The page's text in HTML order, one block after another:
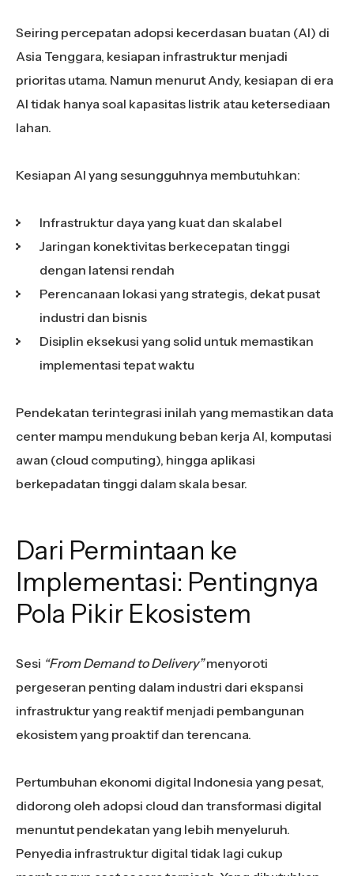
Seiring percepatan adopsi kecerdasan buatan (AI) di
Asia Tenggara, kesiapan infrastruktur menjadi
prioritas utama. Namun menurut Andy, kesiapan di era
AI tidak hanya soal kapasitas listrik atau ketersediaan
lahan.
Kesiapan AI yang sesungguhnya membutuhkan:
Infrastruktur daya yang kuat dan skalabel
Jaringan konektivitas berkecepatan tinggi
dengan latensi rendah
Perencanaan lokasi yang strategis, dekat pusat
industri dan bisnis
Disiplin eksekusi yang solid untuk memastikan
implementasi tepat waktu
Pendekatan terintegrasi inilah yang memastikan data
center mampu mendukung beban kerja AI, komputasi
awan (cloud computing), hingga aplikasi
berkepadatan tinggi dalam skala besar.
Dari Permintaan ke
Implementasi: Pentingnya
Pola Pikir Ekosistem
Sesi “From Demand to Delivery”menyoroti
pergeseran penting dalam industri dari ekspansi
infrastruktur yang reaktif menjadi pembangunan
ekosistem yang proaktif dan terencana.
Pertumbuhan ekonomi digital Indonesia yang pesat,
didorong oleh adopsi cloud dan transformasi digital
menuntut pendekatan yang lebih menyeluruh.
Penyedia infrastruktur digital tidak lagi cukup